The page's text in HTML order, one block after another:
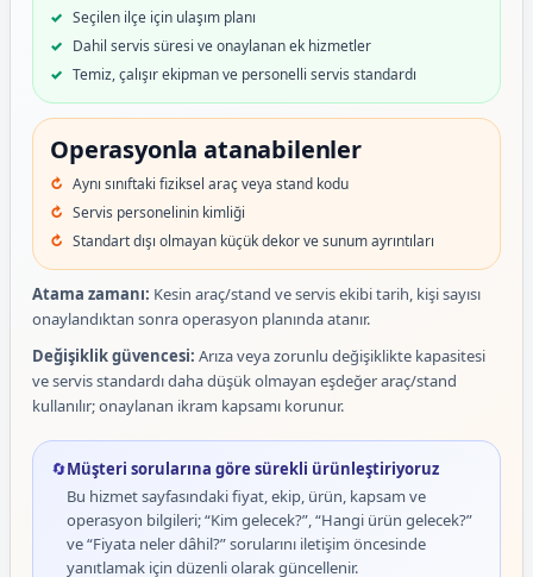
Seçilen ilçe için ulaşım planı
Dahil servis süresi ve onaylanan ek hizmetler
Temiz, çalışır ekipman ve personelli servis standardı
Operasyonla atanabilenler
Aynı sınıftaki fiziksel araç veya stand kodu
Servis personelinin kimliği
Standart dışı olmayan küçük dekor ve sunum ayrıntıları
Atama zamanı: Kesin araç/stand ve servis ekibi tarih, kişi sayısı
onaylandıktan sonra operasyon planında atanır.
Değişiklik güvencesi: Arıza veya zorunlu değişiklikte kapasitesi
ve servis standardı daha düşük olmayan eşdeğer araç/stand
kullanılır; onaylanan ikram kapsamı korunur.
🔄Müşteri sorularına göre sürekli ürünleştiriyoruz
Bu hizmet sayfasındaki fiyat, ekip, ürün, kapsam ve
operasyon bilgileri; “Kim gelecek?”, “Hangi ürün gelecek?”
ve “Fiyata neler dâhil?” sorularını iletişim öncesinde
yanıtlamak için düzenli olarak güncellenir.